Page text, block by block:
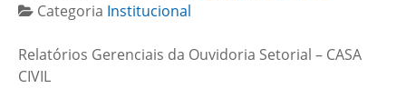
Categoria Institucional
Relatórios Gerenciais da Ouvidoria Setorial – CASA
CIVIL